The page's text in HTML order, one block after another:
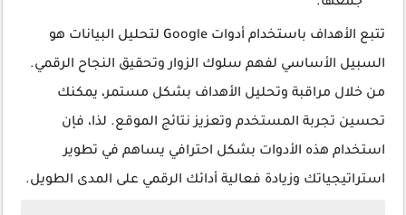
تتبع الأهداف باستخدام أدوات Google لتحليل البيانات هو
السبيل الأساسي لفهم سلوك الزوار وتحقيق النجاح الرقمي.
من خلال مراقبة وتحليل الأهداف بشكل مستمر، يمكنك
تحسين تجربة المستخدم وتعزيز نتائج الموقع. لذا، فإن
استخدام هذه الأدوات بشكل احترافي يساهم في تطوير
استراتيجياتك وزيادة فعالية أدائك الرقمي على المدى الطويل.